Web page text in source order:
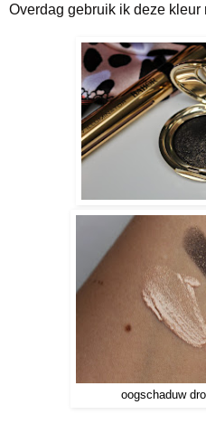
Overdag gebruik ik deze kleur
oogschaduw